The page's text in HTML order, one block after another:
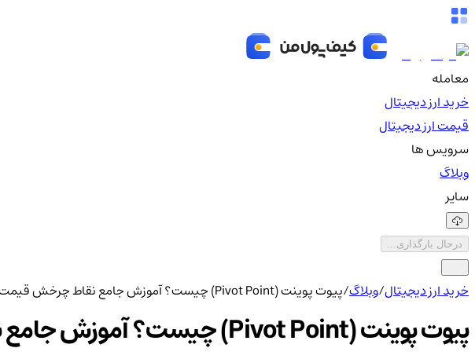
معامله
خرید ارز دیجیتال
قیمت ارز دیجیتال
سرویس ها
وبلاگ
سایر
درحال بارگذاری...
خرید ارز دیجیتال/وبلاگ/پیوت پوینت (Pivot Point) چیست؟ آموزش جامع نقاط چرخش قیمت
پیوت پوینت (Pivot Point) چیست؟ آموزش جامع نقاط چرخش قیمت